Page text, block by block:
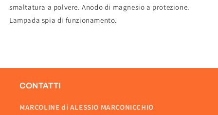
smaltatura a polvere. Anodo di magnesio a protezione.
Lampada spia di funzionamento.
CONTATTI
MARCOLINE di ALESSIO MARCONICCHIO